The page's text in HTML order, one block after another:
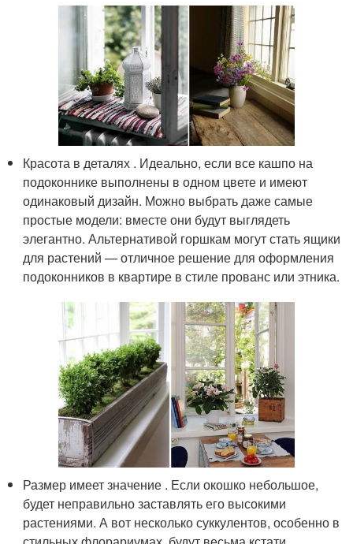
Красота в деталях . Идеально, если все кашпо на
подоконнике выполнены в одном цвете и имеют
одинаковый дизайн. Можно выбрать даже самые
простые модели: вместе они будут выглядеть
элегантно. Альтернативой горшкам могут стать ящики
для растений — отличное решение для оформления
подоконников в квартире в стиле прованс или этника.
Размер имеет значение . Если окошко небольшое,
будет неправильно заставлять его высокими
растениями. А вот несколько суккулентов, особенно в